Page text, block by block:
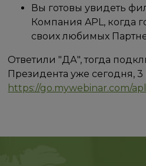
Вы готовы увидеть
Компания APL, когда
своих любимых
Ответили "ДА", тогда
Президента уже сегодня,
https://go.mywebinar.com/